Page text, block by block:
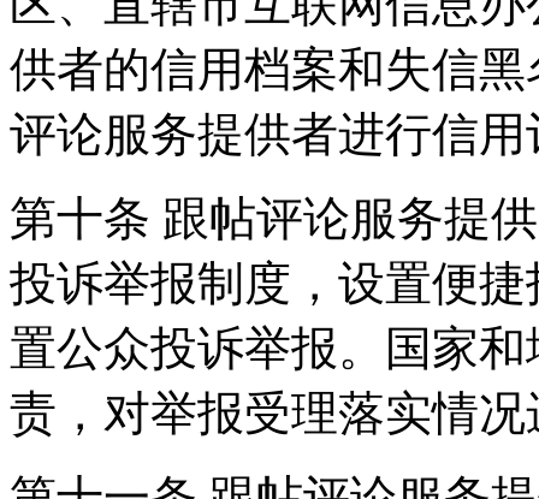
供者的信用档案和失信
评论服务提供者进行信用
第十条 跟帖评论服务提
投诉举报制度，设置便
置公众投诉举报。国家
责，对举报受理落实情